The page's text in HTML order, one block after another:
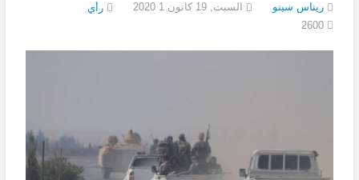
ريناس سينو السبت, 19 كانون 1 2020
رأي